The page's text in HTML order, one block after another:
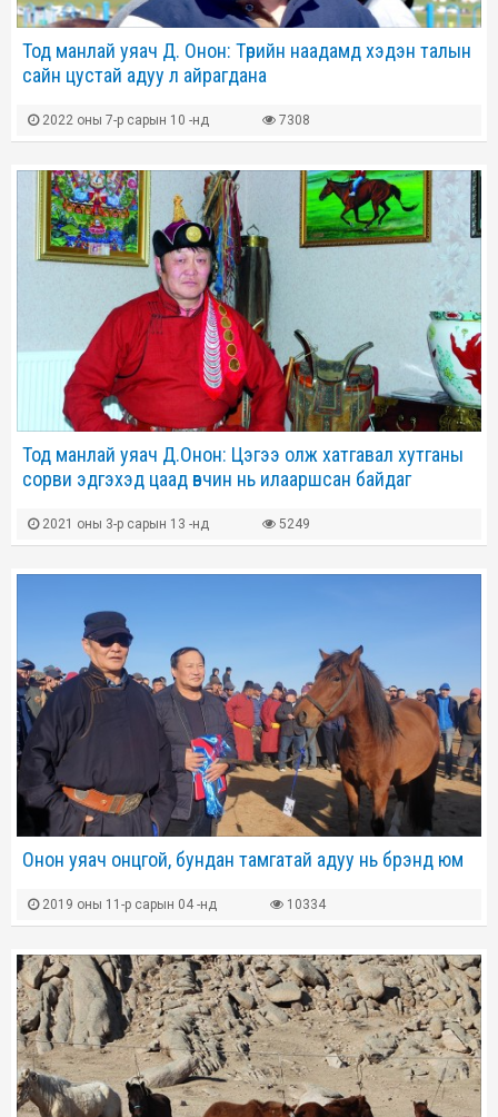
Тод манлай уяач Д. Онон: Төрийн наадамд хэдэн талын
сайн цустай адуу л айрагдана
2022 оны 7-р сарын 10 -нд 7308
Тод манлай уяач Д.Онон: Цэгээ олж хатгавал хутганы
сорви эдгэхэд цаад өвчин нь илааршсан байдаг
2021 оны 3-р сарын 13 -нд 5249
Онон уяач онцгой, бундан тамгатай адуу нь брэнд юм
2019 оны 11-р сарын 04 -нд 10334